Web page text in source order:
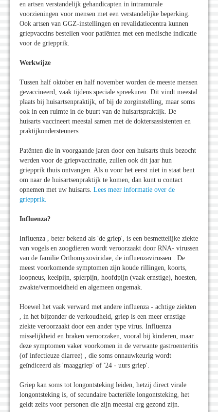
en artsen verstandelijk gehandicapten in intramurale
voorzieningen voor mensen met een verstandelijke beperking.
Ook artsen van GGZ-instellingen en revalidatiecentra kunnen
griepvaccins bestellen voor patiënten met een medische indicatie
voor de griepprik.
Werkwijze
Tussen half oktober en half november worden de meeste mensen
gevaccineerd, vaak tijdens speciale spreekuren. Dit vindt meestal
plaats bij huisartsenpraktijk, of bij de zorginstelling, maar soms
ook in een ruimte in de buurt van de huisartspraktijk. De
huisarts vaccineert meestal samen met de doktersassistenten en
praktijkondersteuners.
Patënten die in voorgaande jaren door een huisarts thuis bezocht
werden voor de griepvaccinatie, zullen ook dit jaar hun
griepprik thuis ontvangen. Als u voor het eerst niet in staat bent
om naar de huisartsenpraktijk te komen, dan kunt u contact
opnemen met uw huisarts. Lees meer informatie over de
griepprik.
Influenza?
Influenza , beter bekend als 'de griep', is een besmettelijke ziekte
van vogels en zoogdieren wordt veroorzaakt door RNA- virussen
van de familie Orthomyxoviridae, de influenzavirussen . De
meest voorkomende symptomen zijn koude rillingen, koorts,
loopneus, keelpijn, spierpijn, hoofdpijn (vaak ernstige), hoesten,
zwakte/vermoeidheid en algemeen ongemak.
Hoewel het vaak verward met andere influenza - achtige ziekten
, in het bijzonder de verkoudheid, griep is een meer ernstige
ziekte veroorzaakt door een ander type virus. Influenza
misselijkheid en braken veroorzaken, vooral bij kinderen, maar
deze symptomen vaker voorkomen in de verwante gastroenteritis
(of infectieuze diarree) , die soms onnauwkeurig wordt
geïndiceerd als 'maaggriep' of '24 - uurs griep'.
Griep kan soms tot longontsteking leiden, hetzij direct virale
longontsteking is, of secundaire bacteriële longontsteking, het
geldt zelfs voor personen die zijn meestal erg gezond zijn.